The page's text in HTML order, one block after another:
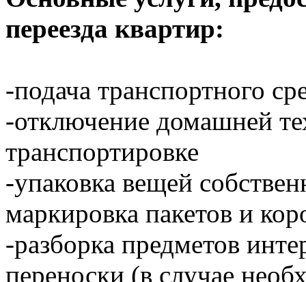
переезда квартир:
-подача транспортного
-отключение домашней
транспортировке
-упаковка вещей
маркировка пакетов и
-разборка предметов
переноски (в случае